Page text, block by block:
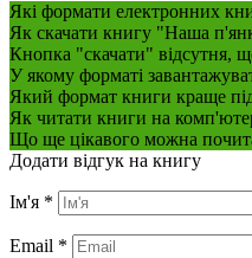
Які формати електронних
Як скачати книгу "Наша
Кнопка "скачати" відсутня,
У якому форматі
Який формат книги краще
Як читати книги на
Що ще цікавого можна
Додати відгук на книгу
Ім'я *
Email *